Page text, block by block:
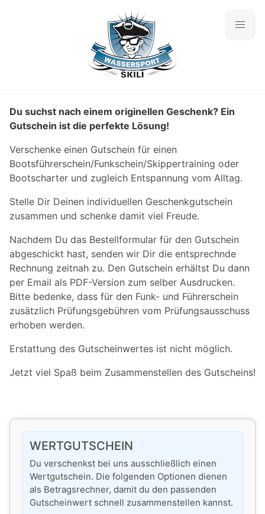
Du suchst nach einem originellen Geschenk? Ein
Gutschein ist die perfekte Lösung!
Verschenke einen Gutschein für einen
Bootsführerschein/Funkschein/Skippertraining oder
Bootscharter und zugleich Entspannung vom Alltag.
Stelle Dir Deinen individuellen Geschenkgutschein
zusammen und schenke damit viel Freude.
Nachdem Du das Bestellformular für den Gutschein
abgeschickt hast, senden wir Dir die entsprechnde
Rechnung zeitnah zu. Den Gutschein erhältst Du dann
per Email als PDF-Version zum selber Ausdrucken.
Bitte bedenke, dass für den Funk- und Führerschein
zusätzlich Prüfungsgebühren vom Prüfungsausschuss
erhoben werden.
Erstattung des Gutscheinwertes ist nicht möglich.
Jetzt viel Spaß beim Zusammenstellen des Gutscheins!
WERTGUTSCHEIN
Du verschenkst bei uns ausschließlich einen
Wertgutschein. Die folgenden Optionen dienen
als Betragsrechner, damit du den passenden
Gutscheinwert schnell zusammenstellen kannst.